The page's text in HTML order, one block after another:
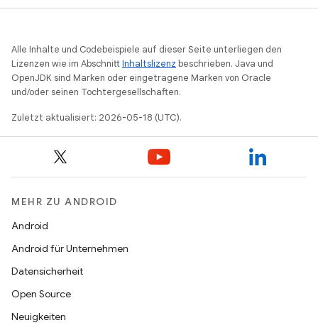
Alle Inhalte und Codebeispiele auf dieser Seite unterliegen den
Lizenzen wie im AbschnittInhaltslizenz beschrieben. Java und
OpenJDK sind Marken oder eingetragene Marken von Oracle
und/oder seinen Tochtergesellschaften.
Zuletzt aktualisiert: 2026-05-18 (UTC).
MEHR ZU ANDROID
Android
Android für Unternehmen
Datensicherheit
Open Source
Neuigkeiten